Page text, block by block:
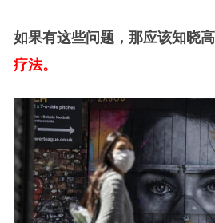
如果有这些问题，那应该知晓
疗法。